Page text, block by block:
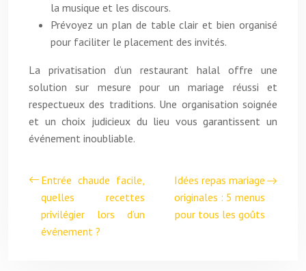
la musique et les discours.
Prévoyez un plan de table clair et bien organisé
pour faciliter le placement des invités.
La privatisation d’un restaurant halal offre une
solution sur mesure pour un mariage réussi et
respectueux des traditions. Une organisation soignée
et un choix judicieux du lieu vous garantissent un
événement inoubliable.
Entrée chaude facile,
quelles recettes
privilégier lors d’un
événement ?
Idées repas mariage
originales : 5 menus
pour tous les goûts